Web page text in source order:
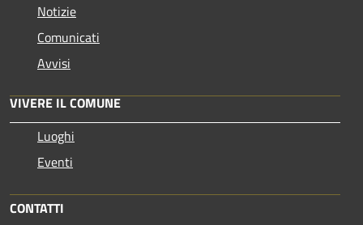
Notizie
Comunicati
Avvisi
VIVERE IL COMUNE
Luoghi
Eventi
CONTATTI